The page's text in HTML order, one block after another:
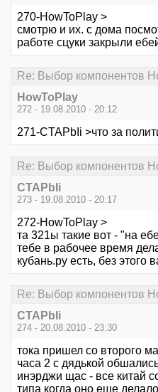
270-HowToPlay >
смотрю и их. с дома
работе сцуки закрыли
Re: Выбор компонентов
HowToPlay
272 - 19.08.2010 - 20:12
271-CTAPbIi >что за
Re: Выбор компонентов
CTAPbIi
273 - 19.08.2010 - 20:17
272-HowToPlay >
та 321ы такие вот - "на
тебе в рабочее время
кубань.ру есть, без этого
Re: Выбор компонентов
CTAPbIi
274 - 20.08.2010 - 23:30
тока пришел со второго
часа 2 с дядькой
инэрджи щас - все китай
типа когда оно еще